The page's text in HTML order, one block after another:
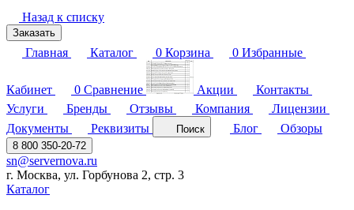
Назад к списку
Заказать
Главная Каталог 0 Корзина 0 Избранные
Кабинет 0 Сравнение Акции
Контакты
Услуги
Бренды Отзывы Компания
Лицензии
Документы
Реквизиты Поиск Блог Обзоры
8 800 350-20-72
sn@servernova.ru
г. Москва, ул. Горбунова 2, стр. 3
Каталог